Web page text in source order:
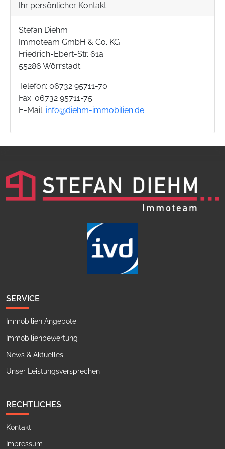
Ihr persönlicher Kontakt
Stefan Diehm
Immoteam GmbH & Co. KG
Friedrich-Ebert-Str. 61a
55286 Wörrstadt
Telefon: 06732 95711-70
Fax: 06732 95711-75
E-Mail: info@diehm-immobilien.de
SERVICE
Immobilien Angebote
Immobilienbewertung
News & Aktuelles
Unser Leistungsversprechen
RECHTLICHES
Kontakt
Impressum